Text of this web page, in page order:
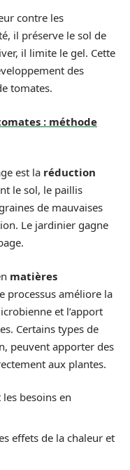
contre les
il préserve le sol de
il limite le gel. Cette
des
tomates.
: méthode
est la réduction
le sol, le paillis
de mauvaises
Le jardinier gagne
matières
processus améliore la
et l’apport
Certains types de
peuvent apporter des
aux plantes.
besoins en
effets de la chaleur et